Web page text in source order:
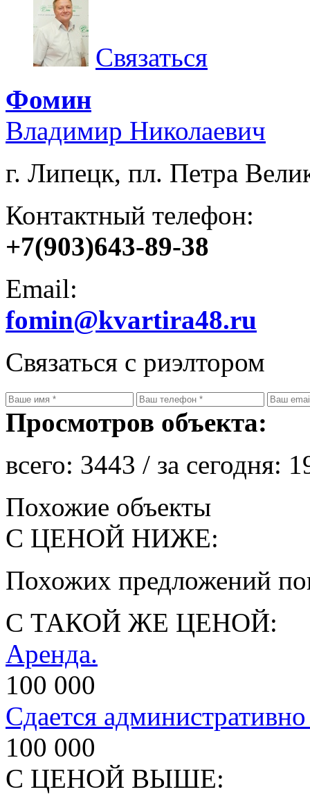
Связаться
Фомин
Владимир Николаевич
г. Липецк, пл. Петра
Контактный телефон:
+7(903)643-89-38
Email:
fomin@kvartira48.ru
Связаться с риэлтором
Просмотров объекта:
всего: 3443 / за сегодня:
Похожие объекты
С ЦЕНОЙ НИЖЕ:
Похожих предложений
С ТАКОЙ ЖЕ ЦЕНОЙ:
Аренда.
100 000
Сдается
100 000
С ЦЕНОЙ ВЫШЕ: